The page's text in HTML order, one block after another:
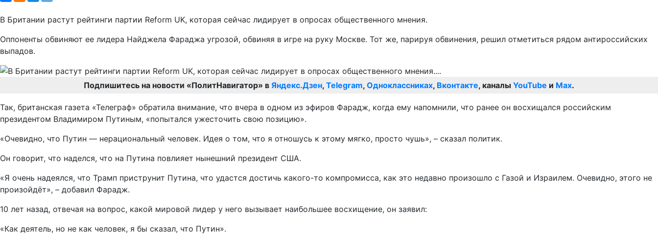
В Британии растут рейтинги партии Reform UK, которая сейчас лидирует в опросах общественного мнения.
Оппоненты обвиняют ее лидера Найджела Фараджа угрозой, обвиняя в игре на руку Москве. Тот же, парируя обвинения, решил отметиться рядом антироссийских
выпадов.
Подпишитесь на новости «ПолитНавигатор» в Яндекс.Дзен, Telegram, Одноклассниках, Вконтакте, каналы YouTube и Max.
Так, британская газета «Телеграф» обратила внимание, что вчера в одном из эфиров Фарадж, когда ему напомнили, что ранее он восхищался российским
президентом Владимиром Путиным, «попытался ужесточить свою позицию».
«Очевидно, что Путин — нерациональный человек. Идея о том, что я отношусь к этому мягко, просто чушь», – сказал политик.
Он говорит, что наделся, что на Путина повлияет нынешний президент США.
«Я очень надеялся, что Трамп приструнит Путина, что удастся достичь какого-то компромисса, как это недавно произошло с Газой и Израилем. Очевидно, этого не
произойдёт», – добавил Фарадж.
10 лет назад, отвечая на вопрос, какой мировой лидер у него вызывает наибольшее восхищение, он заявил:
«Как деятель, но не как человек, я бы сказал, что Путин».